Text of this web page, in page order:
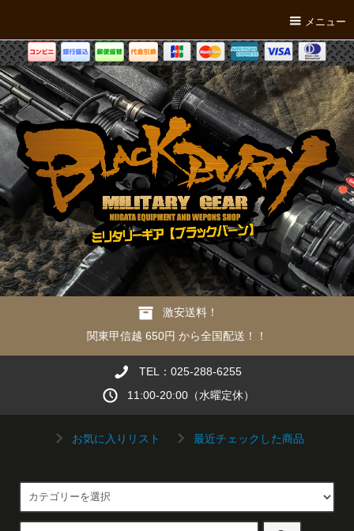
メニュー
激安送料！
関東甲信越 650円 から全国配送！！
TEL：025-288-6255
11:00-20:00（水曜定休）
お気に入りリスト 最近チェックした商品